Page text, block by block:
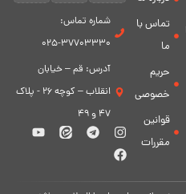
تماس با
ما
حریم
خصوصی
قوانین
مقررات
شماره تماس:
37703330-025
آدرس: قم – خیابان
انقلاب – کوچه 26 - پلاک
47 و 49